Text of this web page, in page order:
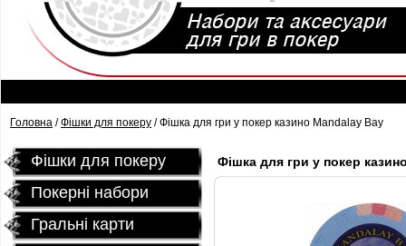
Головна /Фішки для покеру / Фішка для гри у покер казино Mandalay Bay
Фішки для покеру
Покерні набори
Гральні карти
Фішка для гри у покер